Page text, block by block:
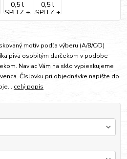
motív podľa výberu (A/B/C/D)
piva osobitým darčekom v podobe
Naviac Vám na sklo vypieskujeme
Číslovku pri objednávke napíšte do
celý popis